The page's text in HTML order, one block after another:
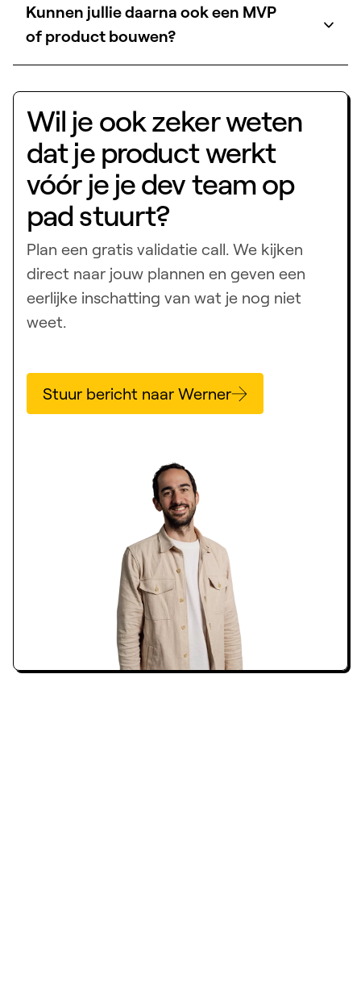
Kunnen jullie daarna ook een MVP
of product bouwen?
Wil je ook zeker weten
dat je product werkt
vóór je je dev team op
pad stuurt?
Plan een gratis validatie call. We kijken
direct naar jouw plannen en geven een
eerlijke inschatting van wat je nog niet
weet.
Stuur bericht naar Werner